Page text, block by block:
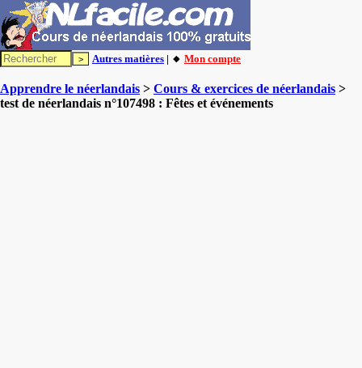
Autres matières | 🔸 Mon compte
Apprendre le néerlandais > Cours & exercices de néerlandais >
test de néerlandais n°107498 : Fêtes et événements